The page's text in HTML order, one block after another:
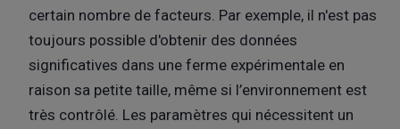
certain nombre de facteurs. Par exemple, il n'est pas
toujours possible d'obtenir des données
significatives dans une ferme expérimentale en
raison sa petite taille, même si l’environnement est
très contrôlé. Les paramètres qui nécessitent un